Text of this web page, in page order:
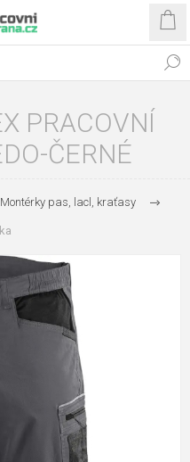
PRACOVNÍ
ČERNÉ
Montérky pas, lacl, kraťasy